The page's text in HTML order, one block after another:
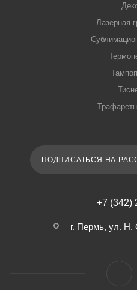
Лазерная
ПОДПИСАТЬСЯ НА
+7 (342)
г. Пермь, ул. Н.